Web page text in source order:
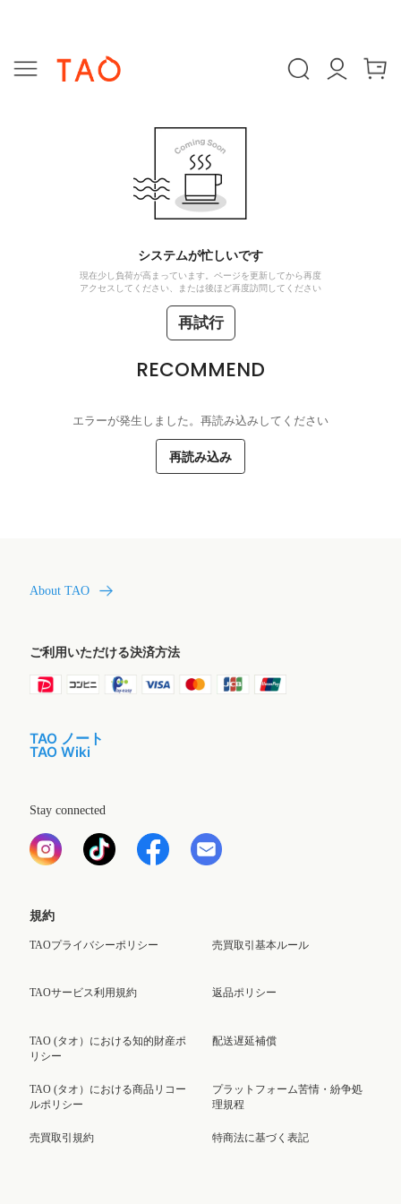
システムが忙しいです
現在少し負荷が高まっています。ページを更新してから再度
アクセスしてください、または後ほど再度訪問してください
再試行
RECOMMEND
エラーが発生しました。再読み込みしてください
再読み込み
About TAO
ご利用いただける決済方法
TAO ノート
TAO Wiki
Stay connected
規約
TAOプライバシーポリシー
TAOサービス利用規約
TAO (タオ）における知的財産ポ
リシー
TAO (タオ）における商品リコー
ルポリシー
売買取引規約
売買取引基本ルール
返品ポリシー
配送遅延補償
プラットフォーム苦情・紛争処
理規程
特商法に基づく表記